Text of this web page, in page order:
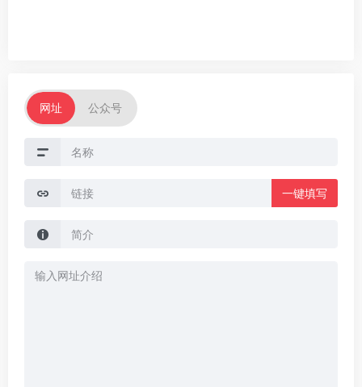
网址 公众号
一键填写